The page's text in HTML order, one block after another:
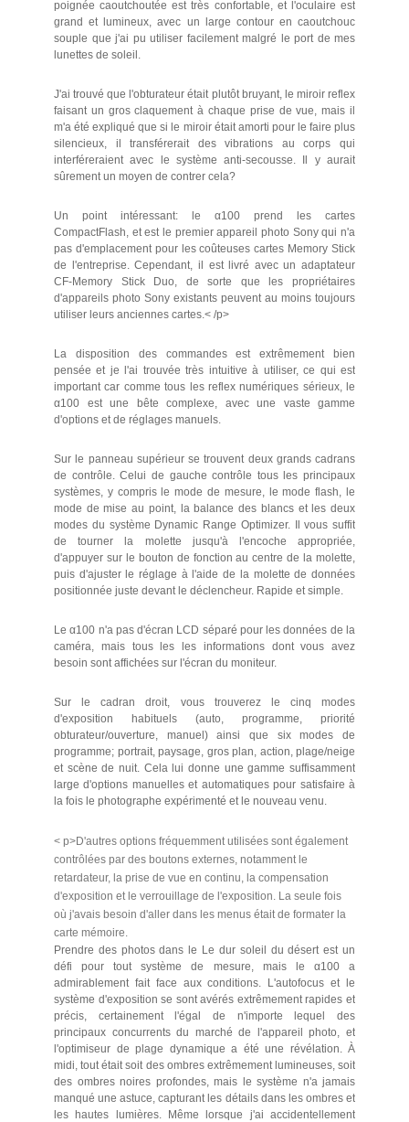
poignée caoutchoutée est très confortable, et l'oculaire est
grand et lumineux, avec un large contour en caoutchouc
souple que j'ai pu utiliser facilement malgré le port de mes
lunettes de soleil.
J'ai trouvé que l'obturateur était plutôt bruyant, le miroir reflex
faisant un gros claquement à chaque prise de vue, mais il
m'a été expliqué que si le miroir était amorti pour le faire plus
silencieux, il transférerait des vibrations au corps qui
interféreraient avec le système anti-secousse. Il y aurait
sûrement un moyen de contrer cela?
Un point intéressant: le α100 prend les cartes
CompactFlash, et est le premier appareil photo Sony qui n'a
pas d'emplacement pour les coûteuses cartes Memory Stick
de l'entreprise. Cependant, il est livré avec un adaptateur
CF-Memory Stick Duo, de sorte que les propriétaires
d'appareils photo Sony existants peuvent au moins toujours
utiliser leurs anciennes cartes.< /p>
La disposition des commandes est extrêmement bien
pensée et je l'ai trouvée très intuitive à utiliser, ce qui est
important car comme tous les reflex numériques sérieux, le
α100 est une bête complexe, avec une vaste gamme
d'options et de réglages manuels.
Sur le panneau supérieur se trouvent deux grands cadrans
de contrôle. Celui de gauche contrôle tous les principaux
systèmes, y compris le mode de mesure, le mode flash, le
mode de mise au point, la balance des blancs et les deux
modes du système Dynamic Range Optimizer. Il vous suffit
de tourner la molette jusqu'à l'encoche appropriée,
d'appuyer sur le bouton de fonction au centre de la molette,
puis d'ajuster le réglage à l'aide de la molette de données
positionnée juste devant le déclencheur. Rapide et simple.
Le α100 n'a pas d'écran LCD séparé pour les données de la
caméra, mais tous les les informations dont vous avez
besoin sont affichées sur l'écran du moniteur.
Sur le cadran droit, vous trouverez le cinq modes
d'exposition habituels (auto, programme, priorité
obturateur/ouverture, manuel) ainsi que six modes de
programme; portrait, paysage, gros plan, action, plage/neige
et scène de nuit. Cela lui donne une gamme suffisamment
large d'options manuelles et automatiques pour satisfaire à
la fois le photographe expérimenté et le nouveau venu.
< p>D'autres options fréquemment utilisées sont également
contrôlées par des boutons externes, notamment le
retardateur, la prise de vue en continu, la compensation
d'exposition et le verrouillage de l'exposition. La seule fois
où j'avais besoin d'aller dans les menus était de formater la
carte mémoire.
Prendre des photos dans le Le dur soleil du désert est un
défi pour tout système de mesure, mais le α100 a
admirablement fait face aux conditions. L'autofocus et le
système d'exposition se sont avérés extrêmement rapides et
précis, certainement l'égal de n'importe lequel des
principaux concurrents du marché de l'appareil photo, et
l'optimiseur de plage dynamique a été une révélation. À
midi, tout était soit des ombres extrêmement lumineuses, soit
des ombres noires profondes, mais le système n'a jamais
manqué une astuce, capturant les détails dans les ombres et
les hautes lumières. Même lorsque j'ai accidentellement